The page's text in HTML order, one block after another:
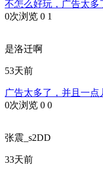
不怎么好玩，广告太多
0次浏览 0 1
是洛迁啊
53天前
广告太多了，并且一点
0次浏览 0 0
张震_s2DD
33天前